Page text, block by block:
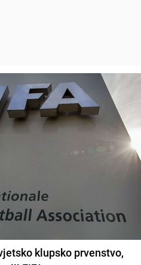
klupsko prvenstvo,